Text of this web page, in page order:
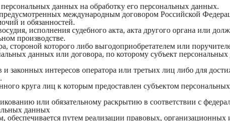
данных на обработку его персональных данных.
международным договором Российской
и обязанностей.
исполнения судебного акта, акта другого органа или
производстве.
которого либо выгодоприобретателем или
данных или договора, по которому субъект
законных интересов оператора или третьих лиц либо для
круга лиц к которым предоставлен субъектом
или обязательному раскрытию в соответствии с
данных
обеспечивается путем реализации правовых,